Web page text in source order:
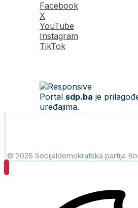
Facebook
X
YouTube
Instagram
TikTok
Portal sdp.ba je
uređajima.
© 2026 Socijaldemokratska partija